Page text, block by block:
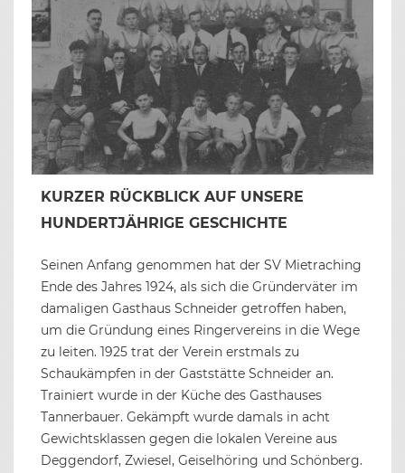
KURZER RÜCKBLICK AUF UNSERE
HUNDERTJÄHRIGE GESCHICHTE
Seinen Anfang genommen hat der SV Mietraching
Ende des Jahres 1924, als sich die Gründerväter im
damaligen Gasthaus Schneider getroffen haben,
um die Gründung eines Ringervereins in die Wege
zu leiten. 1925 trat der Verein erstmals zu
Schaukämpfen in der Gaststätte Schneider an.
Trainiert wurde in der Küche des Gasthauses
Tannerbauer. Gekämpft wurde damals in acht
Gewichtsklassen gegen die lokalen Vereine aus
Deggendorf, Zwiesel, Geiselhöring und Schönberg.